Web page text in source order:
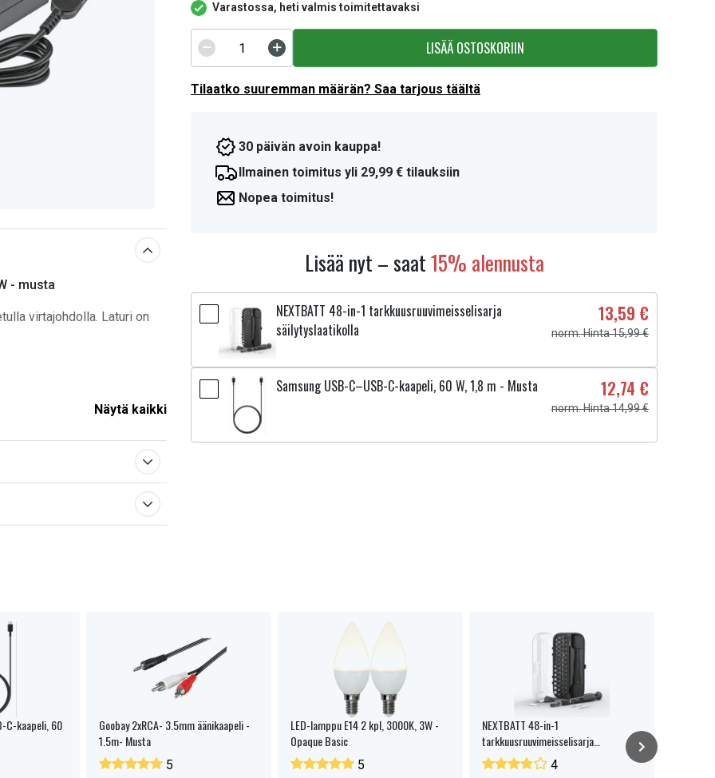
- musta
virtajohdolla. Laturi on
Näytä kaikki
Varastossa, heti valmis toimitettavaksi
LISÄÄ OSTOSKORIIN
Tilaatko suuremman määrän? Saa tarjous täältä
30 päivän avoin kauppa!
Ilmainen toimitus yli 29,99 € tilauksiin
Nopea toimitus!
Lisää nyt – saat15% alennusta
NEXTBATT 48-in-1 tarkkuusruuvimeisselisarja
säilytyslaatikolla
13,59 €
norm. Hinta 15,99 €
Samsung USB-C–USB-C-kaapeli, 60 W, 1,8 m - Musta 12,74 €
norm. Hinta 14,99 €
C-kaapeli, 60
Goobay 2xRCA- 3.5mm äänikaapeli -
1.5m- Musta
5
LED-lamppu E14 2 kpl, 3000K, 3W -
Opaque Basic
5
NEXTBATT 48-in-1
tarkkuusruuvimeisselisarja
säilytyslaatikolla 4